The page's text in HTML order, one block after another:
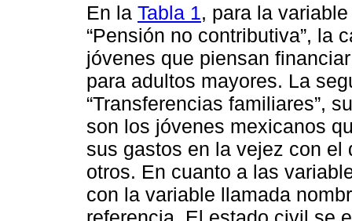
En la Tabla 1, para la
“Pensión no contributiva”, la
jóvenes que piensan
para adultos mayores. La
“Transferencias familiares”,
son los jóvenes mexicanos
sus gastos en la vejez con
otros. En cuanto a las
con la variable llamada